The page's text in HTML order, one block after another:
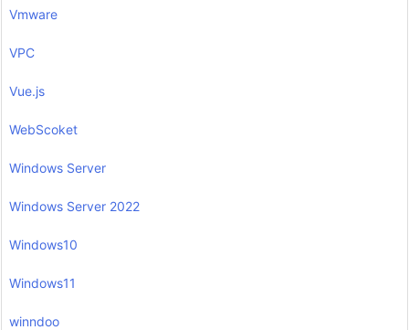
Vmware
VPC
Vue.js
WebScoket
Windows Server
Windows Server 2022
Windows10
Windows11
winndoo